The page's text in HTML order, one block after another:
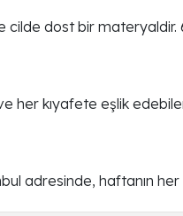
dost bir materyaldir. 6
her kıyafete eşlik
adresinde, haftanın